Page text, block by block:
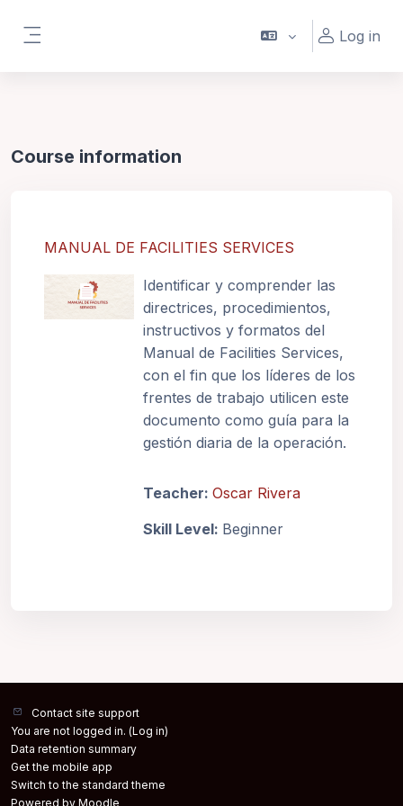
Log in
Course information
MANUAL DE FACILITIES SERVICES
Identificar y comprender las
directrices, procedimientos,
instructivos y formatos del
Manual de Facilities Services,
con el fin que los líderes de los
frentes de trabajo utilicen este
documento como guía para la
gestión diaria de la operación.
Teacher: Oscar Rivera
Skill Level: Beginner
Contact site support
You are not logged in. (Log in)
Data retention summary
Get the mobile app
Switch to the standard theme
Powered by Moodle